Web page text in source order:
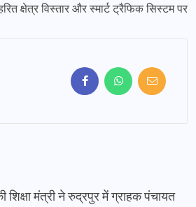
क्षेत्र विस्तार और स्मार्ट ट्रैफिक सिस्टम पर
शिक्षा मंत्री ने रुद्रपुर में ग्राहक पंचायत